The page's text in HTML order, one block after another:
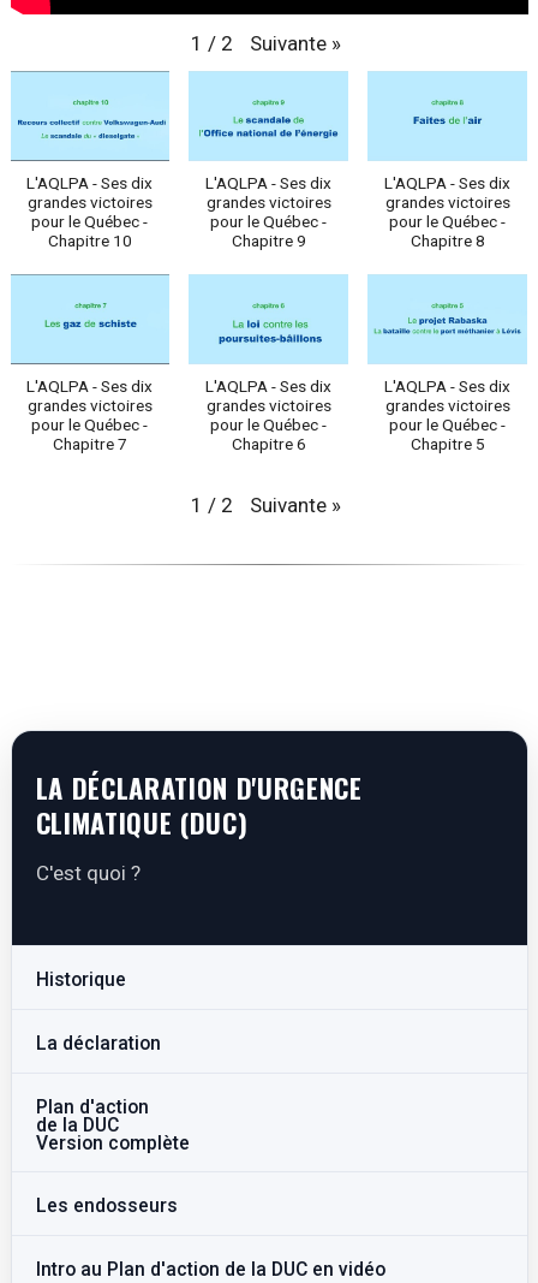
1 / 2 Suivante »
L'AQLPA - Ses dix
grandes victoires
pour le Québec -
Chapitre 10
L'AQLPA - Ses dix
grandes victoires
pour le Québec -
Chapitre 9
L'AQLPA - Ses dix
grandes victoires
pour le Québec -
Chapitre 8
L'AQLPA - Ses dix
grandes victoires
pour le Québec -
Chapitre 7
L'AQLPA - Ses dix
grandes victoires
pour le Québec -
Chapitre 6
L'AQLPA - Ses dix
grandes victoires
pour le Québec -
Chapitre 5
1 / 2 Suivante »
LA DÉCLARATION D'URGENCE
CLIMATIQUE (DUC)
C'est quoi ?
Historique
La déclaration
Plan d'action
de la DUC
Version complète
Les endosseurs
Intro au Plan d'action de la DUC en vidéo